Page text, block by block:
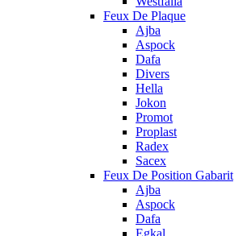
Feux De Plaque
Ajba
Aspock
Dafa
Divers
Hella
Jokon
Promot
Proplast
Radex
Sacex
Feux De Position Gabarit
Ajba
Aspock
Dafa
Egkal